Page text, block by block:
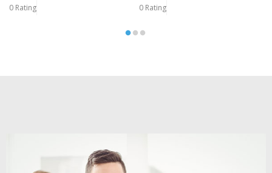
0 Rating 0 Rating